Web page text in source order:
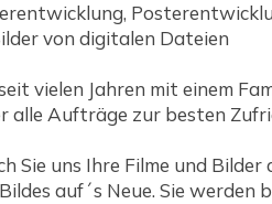
von digitalen Dateien
vielen Jahren mit einem
alle Aufträge zur besten
Sie uns Ihre Filme und
auf´s Neue. Sie werden